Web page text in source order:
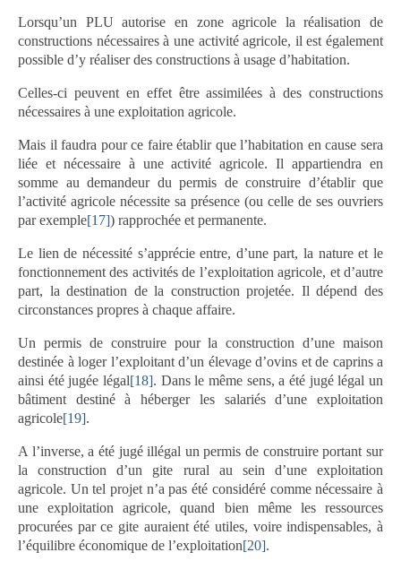
Lorsqu’un PLU autorise en zone agricole la réalisation de
constructions nécessaires à une activité agricole, il est également
possible d’y réaliser des constructions à usage d’habitation.
Celles-ci peuvent en effet être assimilées à des constructions
nécessaires à une exploitation agricole.
Mais il faudra pour ce faire établir que l’habitation en cause sera
liée et nécessaire à une activité agricole. Il appartiendra en
somme au demandeur du permis de construire d’établir que
l’activité agricole nécessite sa présence (ou celle de ses ouvriers
par exemple[17]) rapprochée et permanente.
Le lien de nécessité s’apprécie entre, d’une part, la nature et le
fonctionnement des activités de l’exploitation agricole, et d’autre
part, la destination de la construction projetée. Il dépend des
circonstances propres à chaque affaire.
Un permis de construire pour la construction d’une maison
destinée à loger l’exploitant d’un élevage d’ovins et de caprins a
ainsi été jugée légal[18]. Dans le même sens, a été jugé légal un
bâtiment destiné à héberger les salariés d’une exploitation
agricole[19].
A l’inverse, a été jugé illégal un permis de construire portant sur
la construction d’un gite rural au sein d’une exploitation
agricole. Un tel projet n’a pas été considéré comme nécessaire à
une exploitation agricole, quand bien même les ressources
procurées par ce gite auraient été utiles, voire indispensables, à
l’équilibre économique de l’exploitation[20].